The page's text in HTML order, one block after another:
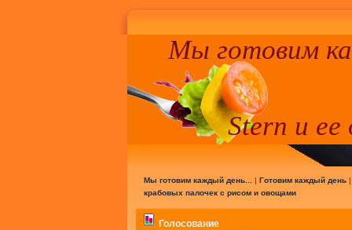
Мы готовим
Stern и ее
Мы готовим каждый день... | Готовим каждый день
крабовых палочек с рисом и овощами
Голосование